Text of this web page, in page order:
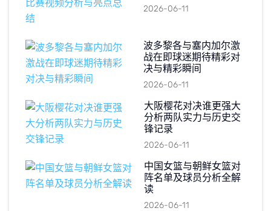
2026-06-11
波多黎各与塞内加尔激
战在即球迷期待精彩对
决与精彩瞬间
2026-06-11
大阪樱花对决谁更强大
分析两队实力与历史交
锋记录
2026-06-11
中国女篮与朝鲜女篮对
阵名单及球员分析全解
读
2026-06-11